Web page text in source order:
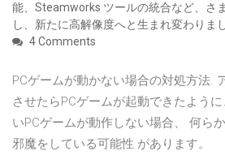
能、Steamworks ツールの統合など、さ
し、新たに高解像度へと生まれ変わりま
4 Comments
PCゲームが動かない場合の対処方法.
させたらPCゲームが起動できたよう
いPCゲームが動作しない場合、 何ら
邪魔をしている可能性 があります。